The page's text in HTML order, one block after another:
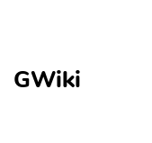
GWiki